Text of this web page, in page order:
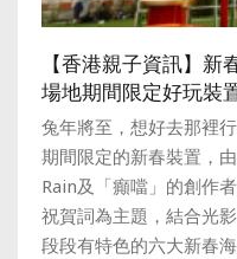
【香港親子資訊】
場地期間限定好玩裝
兔年將至，想好去那裡
期間限定的新春裝置，
Rain及「癲噹」的創作
祝賀詞為主題，結合光
段段有特色的六大新春